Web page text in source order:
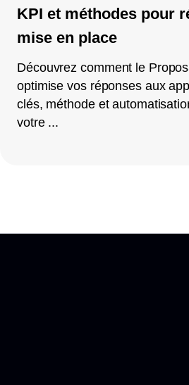
KPI et méthodes pour
mise en place
Découvrez comment le
optimise vos réponses aux
clés, méthode et
votre ...